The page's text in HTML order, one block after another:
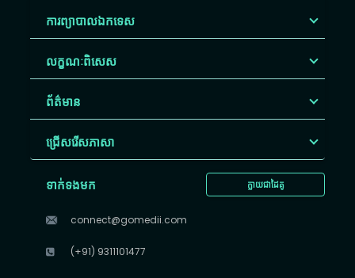
ការព្យាបាលឯកទេស
លក្ខណៈពិសេស
ព័ត៌មាន
ជ្រើសរើស​ភាសា
ក្លាយជាដៃគូ
ទាក់ទងមក
connect@gomedii.com
(+91) 9311101477